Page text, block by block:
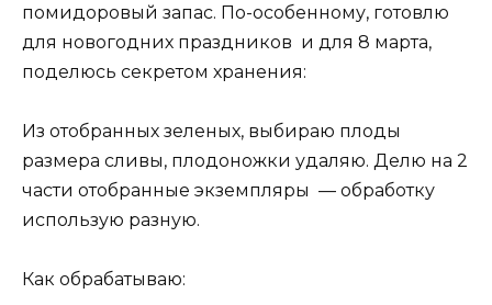
помидоровый запас. По-особенному, готовлю
для новогодних праздников и для 8 марта,
поделюсь секретом хранения:
Из отобранных зеленых, выбираю плоды
размера сливы, плодоножки удаляю. Делю на 2
части отобранные экземпляры — обработку
использую разную.
Как обрабатываю: